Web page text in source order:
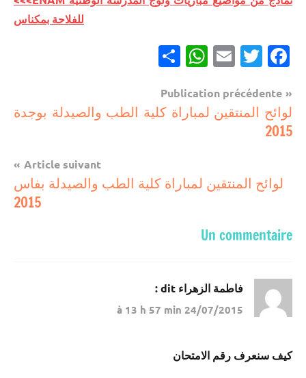
للفلاحة بمكناس
Facebook
Twitter
Email
WhatsApp
مباريات
Navigation
de
l’article
Publication précédente
لوائح المنتقين لمباراة كلية الطب والصيدلة بوجدة
2015
Article suivant
لوائح المنتقين لمباراة كلية الطب والصيدلة بفاس
2015
Un commentaire
فاطمة الزهراء dit :
24/07/2015 à 13 h 57 min
كيف سنعرف رقم الامتحان